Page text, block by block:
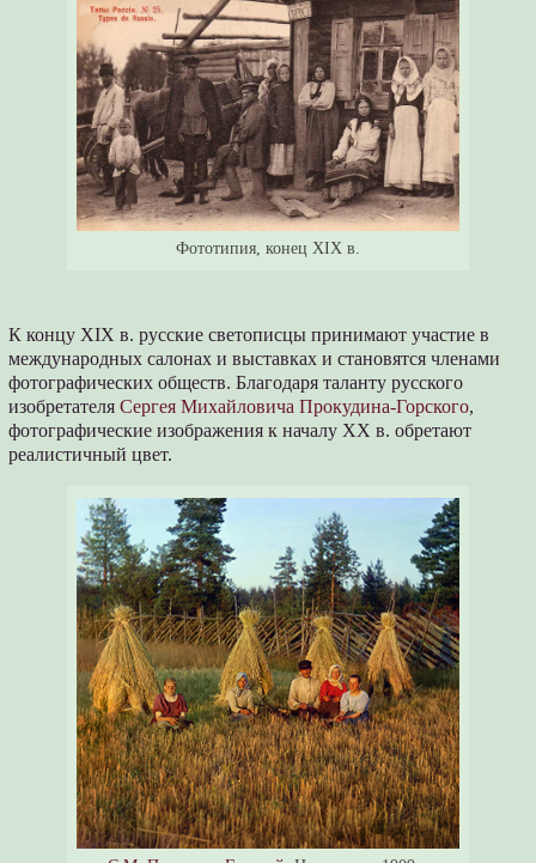
Фототипия, конец XIX в.
К концу XIX в. русские светописцы принимают участие в
международных салонах и выставках и становятся членами
фотографических обществ. Благодаря таланту русского
изобретателяСергея Михайловича Прокудина-Горского,
фотографические изображения к началу XX в. обретают
реалистичный цвет.